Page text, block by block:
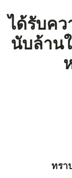
ได้รับคว
นับล้าน
ทรา